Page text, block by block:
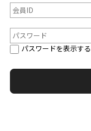
パスワードを表示する